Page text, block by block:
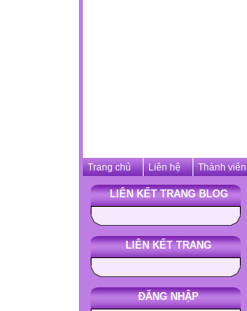
Trang chủ Liên hệ Thành viên
LIÊN KẾT TRANG BLOG
LIÊN KẾT TRANG
ĐĂNG NHẬP